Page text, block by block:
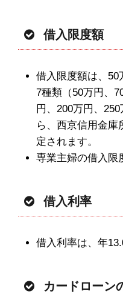
借入限度額
借入限度額は、50
7種類（50万円、
円、200万円、
ら、西京信用金庫
定されます。
専業主婦の借入限
借入利率
借入利率は、年
カードローン